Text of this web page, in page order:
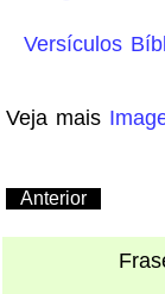
Versículos
Veja mais
Anterior